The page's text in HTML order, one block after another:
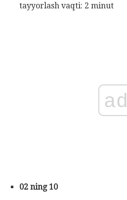
tayyorlash vaqti: 2 minut
ad
02 ning 10